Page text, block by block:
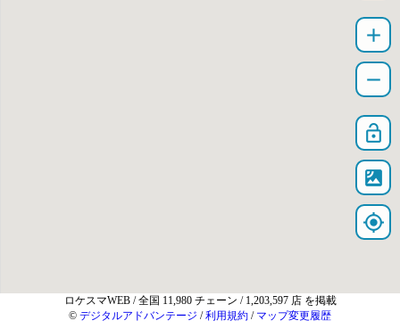
add
remove
lock_open
satellite
my_location
ロケスマWEB / 全国 11,980 チェーン / 1,203,597 店 を掲載
© デジタルアドバンテージ /利用規約 / マップ変更履歴